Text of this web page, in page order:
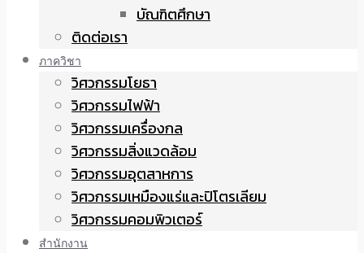
บัณฑิตศึกษา
ติดต่อเรา
ภาควิชา
วิศวกรรมโยธา
วิศวกรรมไฟฟ้า
วิศวกรรมเครื่องกล
วิศวกรรมสิ่งแวดล้อม
วิศวกรรมอุตสาหการ
วิศวกรรมเหมืองแร่และปิโตรเลียม
วิศวกรรมคอมพิวเตอร์
สำนักงาน